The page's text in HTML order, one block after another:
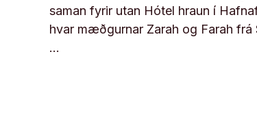
saman fyrir utan Hótel hraun í
hvar mæðgurnar Zarah og Farah frá
…